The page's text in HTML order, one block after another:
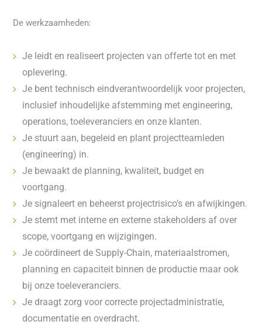
De werkzaamheden:
Je leidt en realiseert projecten van offerte tot en met
oplevering.
Je bent technisch eindverantwoordelijk voor projecten,
inclusief inhoudelijke afstemming met engineering,
operations, toeleveranciers en onze klanten.
Je stuurt aan, begeleid en plant projectteamleden
(engineering) in.
Je bewaakt de planning, kwaliteit, budget en
voortgang.
Je signaleert en beheerst projectrisico’s en afwijkingen.
Je stemt met interne en externe stakeholders af over
scope, voortgang en wijzigingen.
Je coördineert de Supply-Chain, materiaalstromen,
planning en capaciteit binnen de productie maar ook
bij onze toeleveranciers.
Je draagt zorg voor correcte projectadministratie,
documentatie en overdracht.